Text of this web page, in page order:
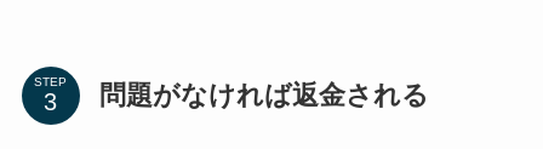
STEP 問題がなければ返金される